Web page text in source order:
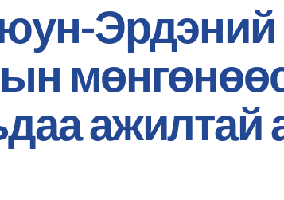
Эрдэний
ажилтай